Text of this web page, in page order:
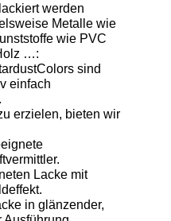
werden
Metalle wie
wie PVC
…:
sind
einfach
erzielen, bieten wir
Lacke mit
in glänzender,